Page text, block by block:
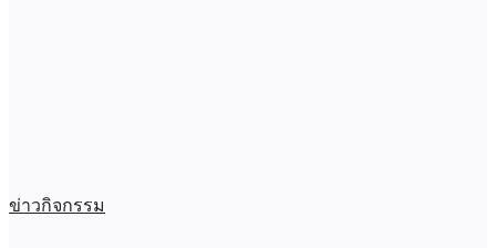
ข่าวกิจกรรม